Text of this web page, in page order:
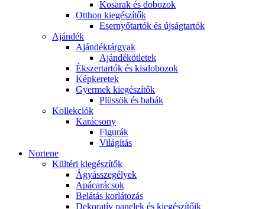
Kosarak és dobozok
Otthon kiegészítők
Esernyőtartók és újságtartók
Ajándék
Ajándéktárgyak
Ajándékötletek
Ékszertartók és kisdobozok
Képkeretek
Gyermek kiegészítők
Plüssök és babák
Kollekciók
Karácsony
Figurák
Világítás
Nortene
Kültéri kiegészítők
Ágyásszegélyek
Apácarácsok
Belátás korlátozás
Dekoratív panelek és kiegészítőik